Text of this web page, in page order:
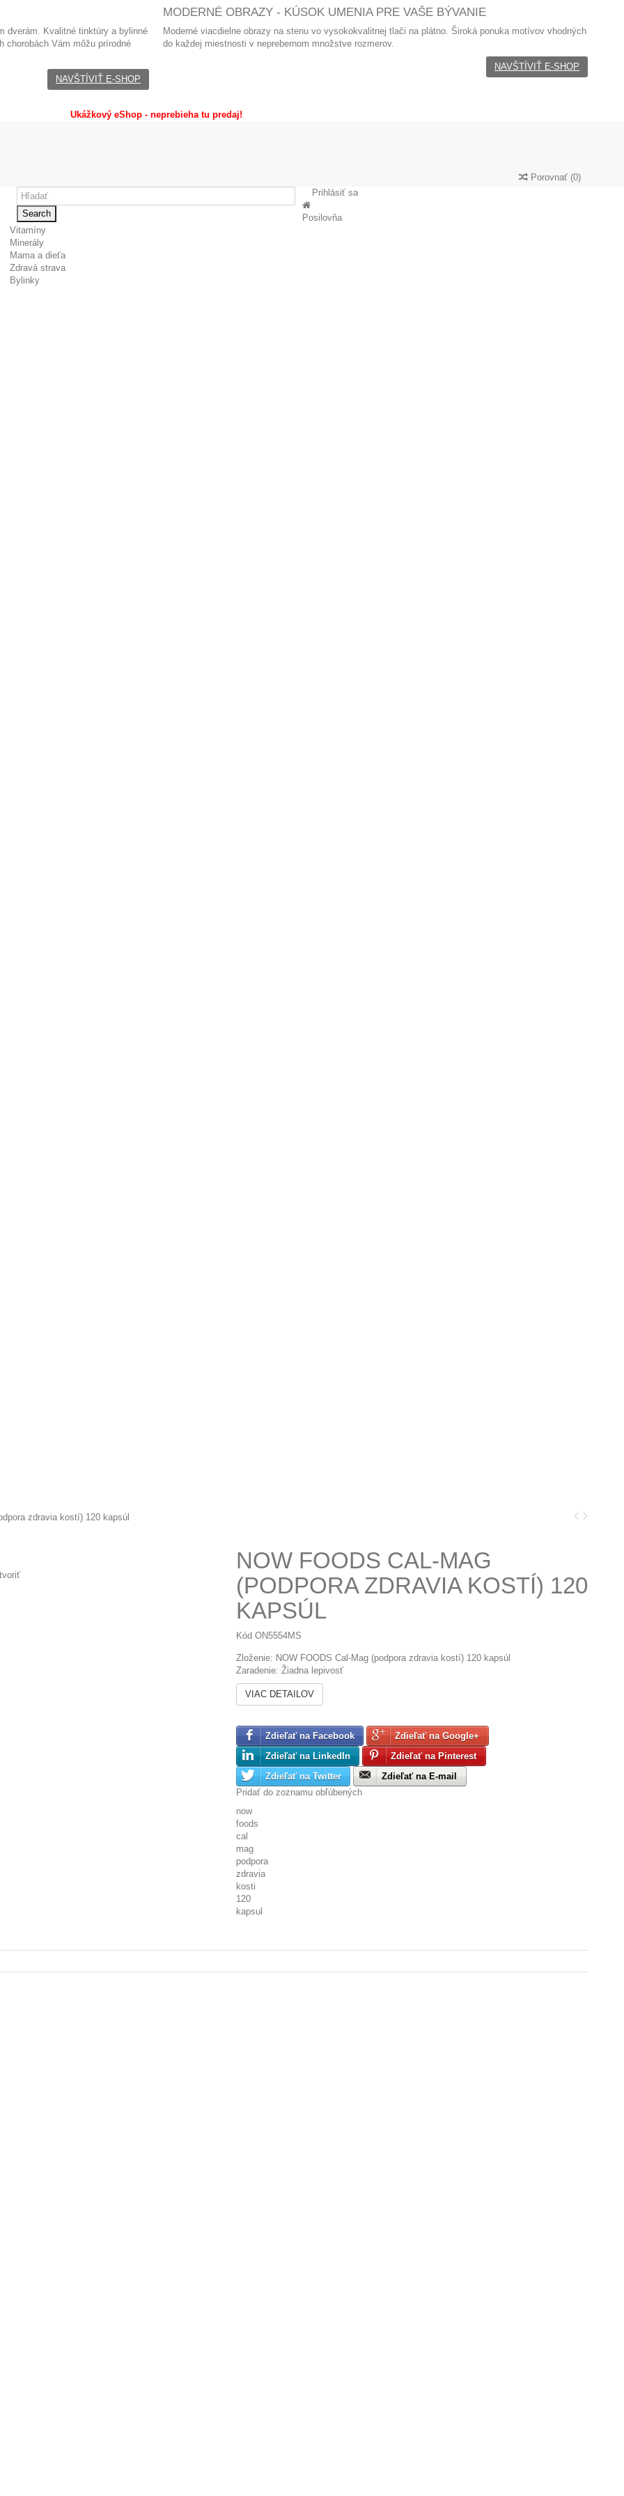
dverám. Kvalitné tinktúry a bylinné
chorobách Vám môžu prírodné
NAVŠTÍVIŤ E-SHOP
MODERNÉ OBRAZY - KÚSOK UMENIA PRE VAŠE BÝVANIE
Moderné viacdielne obrazy na stenu vo vysokokvalitnej tlači na plátno. Široká ponuka motívov vhodných
do každej miestnosti v neprebernom množstve rozmerov.
NAVŠTÍVIŤ E-SHOP
Ukážkový eShop - neprebieha tu predaj!
Porovnať (0)
Search
Prihlásiť sa
Posilovňa
Vitamíny
Minerály
Mama a dieťa
Zdravá strava
Bylinky
zdravia kostí) 120 kapsúl
NOW FOODS CAL-MAG
(PODPORA ZDRAVIA KOSTÍ) 120
KAPSÚL
Kód ON5554MS
Zloženie: NOW FOODS Cal-Mag (podpora zdravia kostí) 120 kapsúl
Zaradenie: Žiadna lepivosť
VIAC DETAILOV
Zdieľať na Facebook
Zdieľať na Google+
Zdieľať na LinkedIn
Zdieľať na Pinterest
Zdieľať na Twitter
Zdieľať na E-mail
Pridať do zoznamu obľúbených
now
foods
cal
mag
podpora
zdravia
kosti
120
kapsul